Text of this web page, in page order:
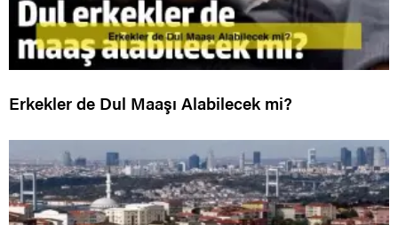
Erkekler de Dul Maaşı Alabilecek mi?